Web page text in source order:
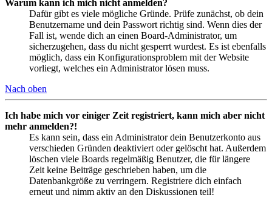
Warum kann ich mich nicht anmelden?
Dafür gibt es viele mögliche Gründe. Prüfe zunächst, ob dein
Benutzername und dein Passwort richtig sind. Wenn dies der
Fall ist, wende dich an einen Board-Administrator, um
sicherzugehen, dass du nicht gesperrt wurdest. Es ist ebenfalls
möglich, dass ein Konfigurationsproblem mit der Website
vorliegt, welches ein Administrator lösen muss.
Nach oben
Ich habe mich vor einiger Zeit registriert, kann mich aber nicht
mehr anmelden?!
Es kann sein, dass ein Administrator dein Benutzerkonto aus
verschieden Gründen deaktiviert oder gelöscht hat. Außerdem
löschen viele Boards regelmäßig Benutzer, die für längere
Zeit keine Beiträge geschrieben haben, um die
Datenbankgröße zu verringern. Registriere dich einfach
erneut und nimm aktiv an den Diskussionen teil!